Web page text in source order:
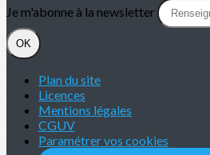
Je m'abonne à la newsletter
OK
Plan du site
Licences
Mentions légales
CGUV
Paramétrer vos cookies